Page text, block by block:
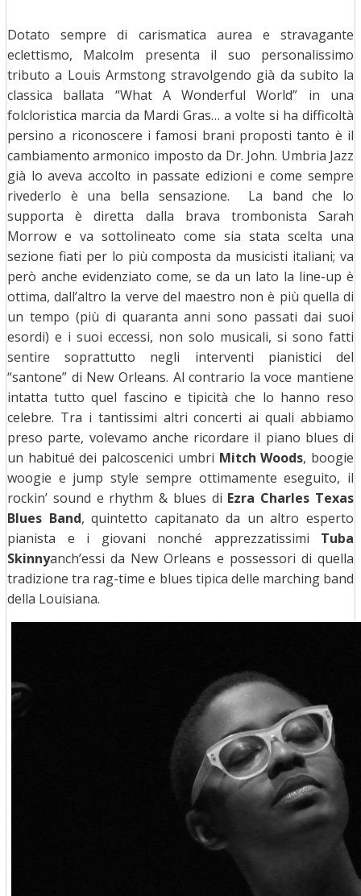
Dotato sempre di carismatica aurea e stravagante
eclettismo, Malcolm presenta il suo personalissimo
tributo a Louis Armstong stravolgendo già da subito la
classica ballata “What A Wonderful World” in una
folcloristica marcia da Mardi Gras… a volte si ha difficoltà
persino a riconoscere i famosi brani proposti tanto è il
cambiamento armonico imposto da Dr. John. Umbria Jazz
già lo aveva accolto in passate edizioni e come sempre
rivederlo è una bella sensazione. La band che lo
supporta è diretta dalla brava trombonista Sarah
Morrow e va sottolineato come sia stata scelta una
sezione fiati per lo più composta da musicisti italiani; va
però anche evidenziato come, se da un lato la line-up è
ottima, dall’altro la verve del maestro non è più quella di
un tempo (più di quaranta anni sono passati dai suoi
esordi) e i suoi eccessi, non solo musicali, si sono fatti
sentire soprattutto negli interventi pianistici del
“santone” di New Orleans. Al contrario la voce mantiene
intatta tutto quel fascino e tipicità che lo hanno reso
celebre. Tra i tantissimi altri concerti ai quali abbiamo
preso parte, volevamo anche ricordare il piano blues di
un habitué dei palcoscenici umbri Mitch Woods, boogie
woogie e jump style sempre ottimamente eseguito, il
rockin’ sound e rhythm & blues di Ezra Charles Texas
Blues Band, quintetto capitanato da un altro esperto
pianista e i giovani nonché apprezzatissimi Tuba
Skinnyanch’essi da New Orleans e possessori di quella
tradizione tra rag-time e blues tipica delle marching band
della Louisiana.